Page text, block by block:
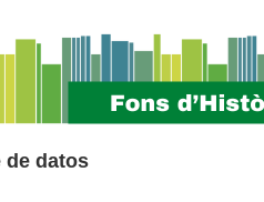
de datos